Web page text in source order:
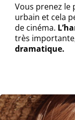
Vous prenez le
urbain et cela
de cinéma.
très
dramatique.